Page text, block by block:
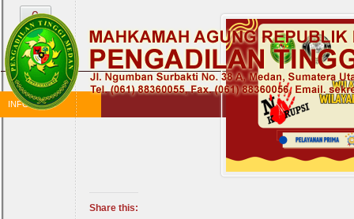
the
content
INFORMASI
0
Share this: